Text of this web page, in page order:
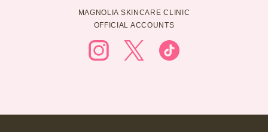
MAGNOLIA SKINCARE CLINIC
OFFICIAL ACCOUNTS